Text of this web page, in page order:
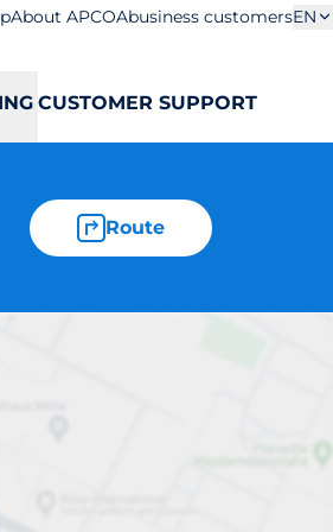
About APCOAbusiness customersEN
CUSTOMER SUPPORT
Route